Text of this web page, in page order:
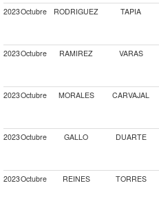
2023Octubre RODRIGUEZ TAPIA
2023Octubre RAMIREZ VARAS
2023Octubre MORALES CARVAJAL
2023Octubre GALLO DUARTE
2023Octubre REINES TORRES